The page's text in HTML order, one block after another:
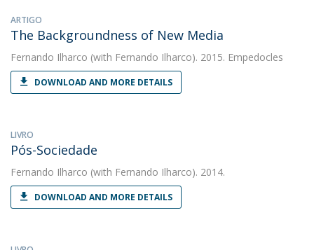
ARTIGO
The Backgroundness of New Media
Fernando Ilharco (with Fernando Ilharco). 2015. Empedocles
DOWNLOAD AND MORE DETAILS
LIVRO
Pós-Sociedade
Fernando Ilharco (with Fernando Ilharco). 2014.
DOWNLOAD AND MORE DETAILS